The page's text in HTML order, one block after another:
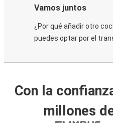
Vamos juntos
¿Por qué añadir otro
puedes optar por el
Con la
millones